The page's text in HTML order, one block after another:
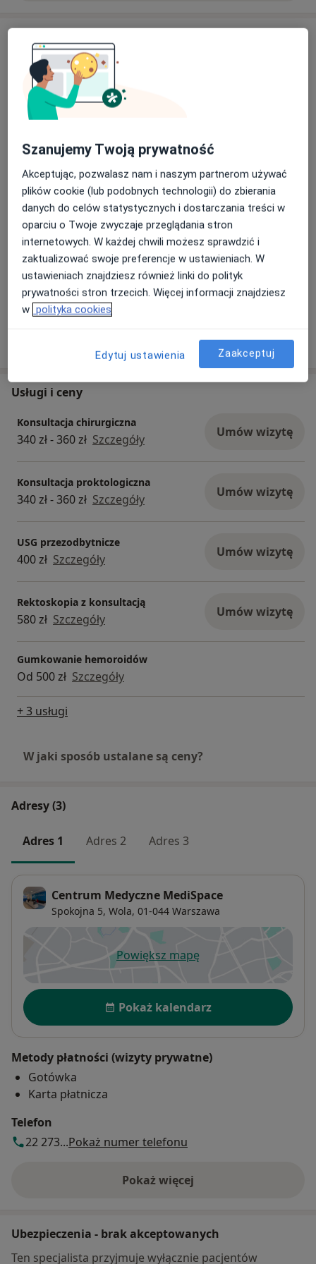
lek. Mariusz Turowski
Jana Kazimierza 31B, 01-248 Warszawa
Pan doktor zajmuje się przede wszystkim
diagnostyką i leczeniem chorób proktologicznych
Wykonuje : usg transrektalne, anoskopię,
rektoskopię, skleroterapię, gumkowanie
hemoroidów, badanie per rectum, nacięcie ropnia
przyodbytniczego.
Przeprowadzana konsultacje proktologiczne i
chirurgiczne. Zapraszamy.
Dowiedz się więcej
15/01/2024
Pokaż więcej aktualności (2)
Usługi i ceny
Konsultacja chirurgiczna
340 zł - 360 zł Szczegóły Umów wizytę
Konsultacja proktologiczna
340 zł - 360 zł Szczegóły Umów wizytę
USG przezodbytnicze
400 zł Szczegóły Umów wizytę
Rektoskopia z konsultacją
580 zł Szczegóły Umów wizytę
Gumkowanie hemoroidów
Od 500 zł Szczegóły
+ 3 usługi
W jaki sposób ustalane są ceny?
Adresy (3)
Adres 1 Adres 2 Adres 3
Centrum Medyczne MediSpace
Spokojna 5, Wola, 01-044 Warszawa
Powiększ mapęotwiera się w nowej karcie
Dostępność
Pokaż kalendarz
Metody płatności (wizyty prywatne)
Gotówka
Karta płatnicza
Telefon
22 273...Pokaż numer telefonu
Pokaż więcej
o adresie
Ubezpieczenia - brak akceptowanych
Ten specjalista przyjmuje wyłącznie pacjentów
Szanujemy Twoją prywatność
Akceptując, pozwalasz nam i naszym partnerom używać
plików cookie (lub podobnych technologii) do zbierania
danych do celów statystycznych i dostarczania treści w
oparciu o Twoje zwyczaje przeglądania stron
internetowych. W każdej chwili możesz sprawdzić i
zaktualizować swoje preferencje w ustawieniach. W
ustawieniach znajdziesz również linki do polityk
prywatności stron trzecich. Więcej informacji znajdziesz
w polityka cookies
Edytuj ustawienia Zaakceptuj